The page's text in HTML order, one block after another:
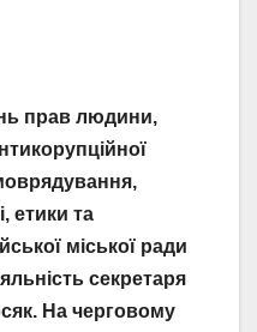
прав людини,
етики та
міської ради
секретаря
На черговому